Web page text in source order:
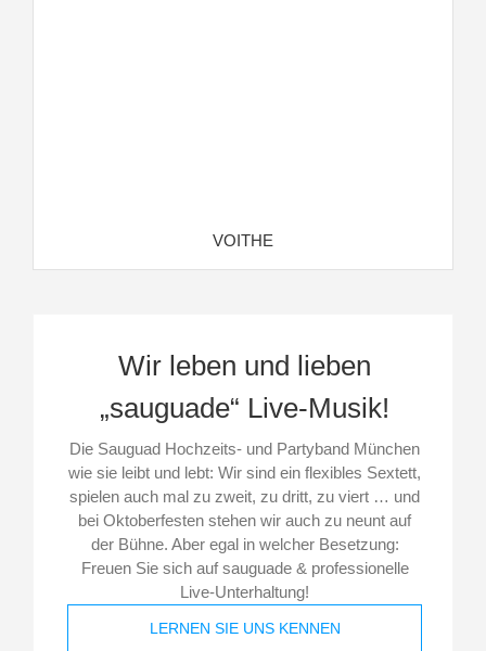
VOITHE
Wir leben und lieben
„sauguade“ Live-Musik!
Die Sauguad Hochzeits- und Partyband München
wie sie leibt und lebt: Wir sind ein flexibles Sextett,
spielen auch mal zu zweit, zu dritt, zu viert … und
bei Oktoberfesten stehen wir auch zu neunt auf
der Bühne. Aber egal in welcher Besetzung:
Freuen Sie sich auf sauguade & professionelle
Live-Unterhaltung!
LERNEN SIE UNS KENNEN